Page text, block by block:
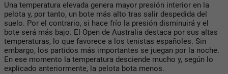
Una temperatura elevada genera mayor presión interior en la
pelota y, por tanto, un bote más alto tras salir despedida del
suelo. Por el contrario, si hace frío la presión disminuirá y el
bote será más bajo. El Open de Australia destaca por sus altas
temperaturas, lo que favorece a los tenistas españoles. Sin
embargo, los partidos más importantes se juegan por la noche.
En ese momento la temperatura desciende mucho y, según lo
explicado anteriormente, la pelota bota menos.